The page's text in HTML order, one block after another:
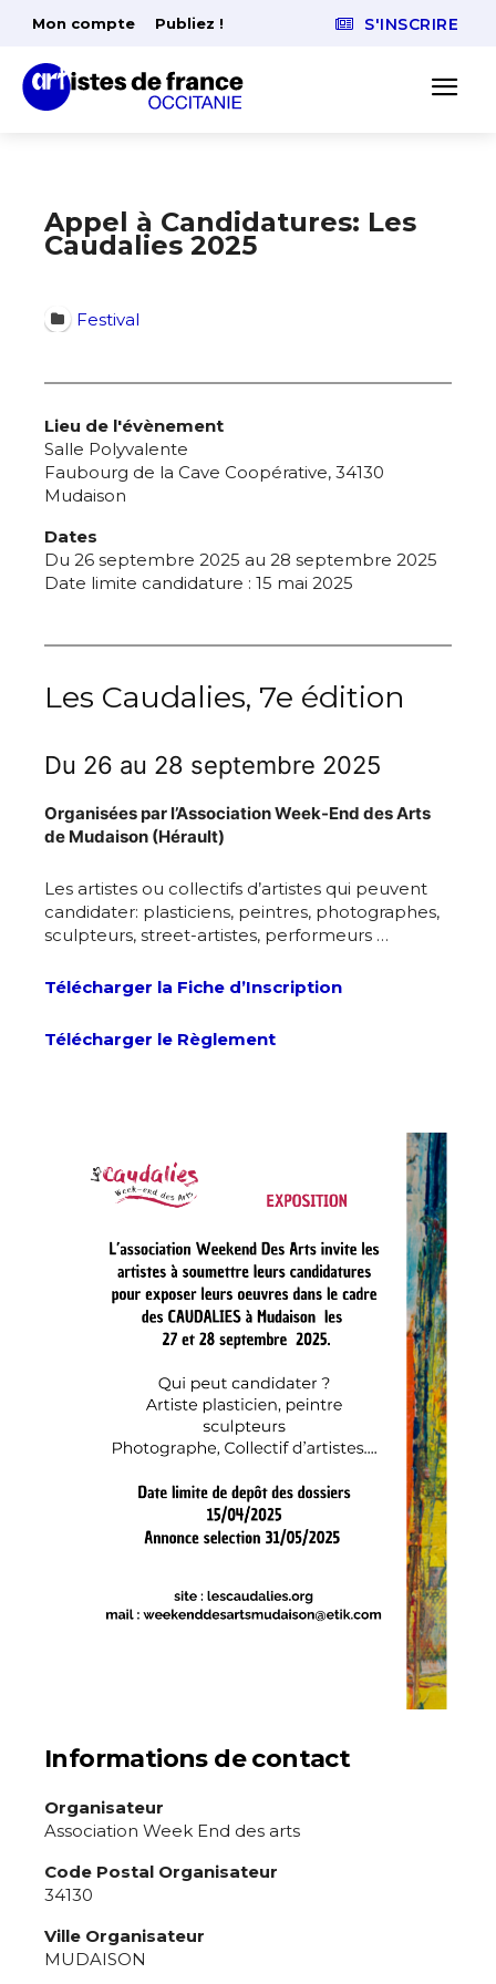
Adresse email*
J'accepte lestermes et conditions
* Champ obligatoire
Nom
Mon compte Publiez ! S'INSCRIRE
Appel à Candidatures: Les
Caudalies 2025
Festival
Lieu de l'évènement
Salle Polyvalente
Faubourg de la Cave Coopérative, 34130
Mudaison
Dates
Du 26 septembre 2025 au 28 septembre 2025
Date limite candidature : 15 mai 2025
Les Caudalies, 7e édition
Du 26 au 28 septembre 2025
Organisées par l’Association Week-End des Arts
de Mudaison (Hérault)
Les artistes ou collectifs d’artistes qui peuvent
candidater: plasticiens, peintres, photographes,
sculpteurs, street-artistes, performeurs …
Télécharger la Fiche d’Inscription
Télécharger le Règlement
Informations de contact
Organisateur
Association Week End des arts
Code Postal Organisateur
34130
Ville Organisateur
MUDAISON